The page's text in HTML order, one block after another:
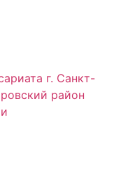
г. Санкт-
район